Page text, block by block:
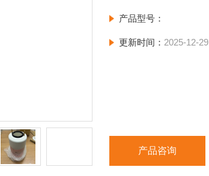
产品型号：
更新时间： 2025-12-29
产品咨询